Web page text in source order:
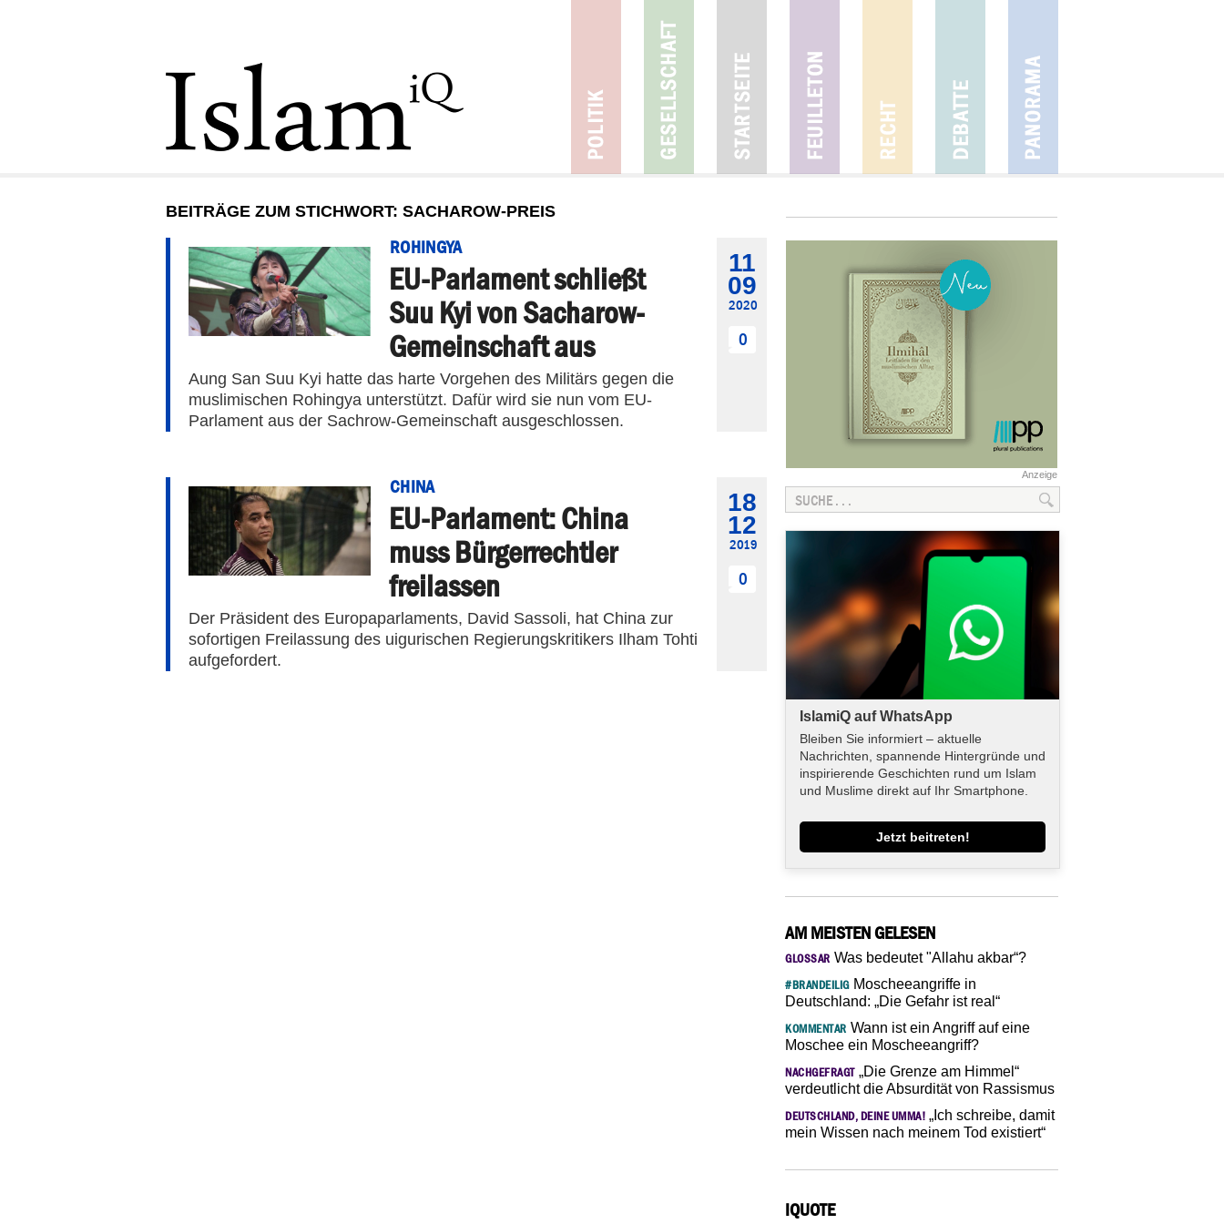
BEITRÄGE ZUM STICHWORT: SACHAROW-PREIS
ROHINGYA
EU-Parlament schließt
Suu Kyi von Sacharow-
Gemeinschaft aus
Aung San Suu Kyi hatte das harte Vorgehen des Militärs gegen die
muslimischen Rohingya unterstützt. Dafür wird sie nun vom EU-
Parlament aus der Sachrow-Gemeinschaft ausgeschlossen.
11
09
2020
0
CHINA
EU-Parlament: China
muss Bürgerrechtler
freilassen
Der Präsident des Europaparlaments, David Sassoli, hat China zur
sofortigen Freilassung des uigurischen Regierungskritikers Ilham Tohti
aufgefordert.
18
12
2019
0
Anzeige
IslamiQ auf WhatsApp
Bleiben Sie informiert – aktuelle
Nachrichten, spannende Hintergründe und
inspirierende Geschichten rund um Islam
und Muslime direkt auf Ihr Smartphone.
Jetzt beitreten!
AM MEISTEN GELESEN
GLOSSAR Was bedeutet "Allahu akbar“?
#BRANDEILIGMoscheeangriffe in
Deutschland: „Die Gefahr ist real“
KOMMENTAR Wann ist ein Angriff auf eine
Moschee ein Moscheeangriff?
NACHGEFRAGT„Die Grenze am Himmel“
verdeutlicht die Absurdität von Rassismus
DEUTSCHLAND, DEINE UMMA! „Ich schreibe, damit
mein Wissen nach meinem Tod existiert“
IQUOTE